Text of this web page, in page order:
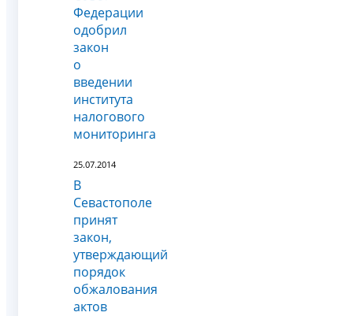
Федерации
одобрил
закон
о
введении
института
налогового
мониторинга
25.07.2014
В
Севастополе
принят
закон,
утверждающий
порядок
обжалования
актов